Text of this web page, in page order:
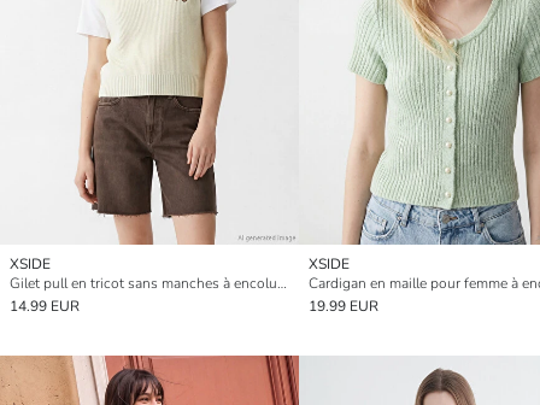
XSIDE
Gilet pull en tricot sans manches à encolure en V avec ourson brodé pour femme
14.99 EUR
XSIDE
19.99 EUR